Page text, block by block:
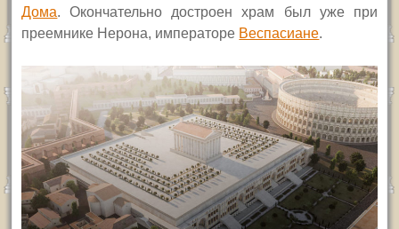
Дома. Окончательно достроен храм был уже при
преемнике Нерона, императоре Веспасиане.